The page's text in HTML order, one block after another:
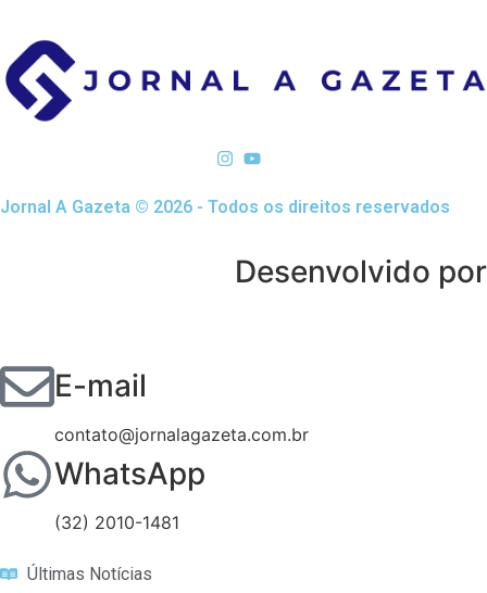
Jornal A Gazeta © 2026 - Todos os direitos reservados
Desenvolvido por
E-mail
contato@jornalagazeta.com.br
WhatsApp
(32) 2010-1481
Últimas Notícias